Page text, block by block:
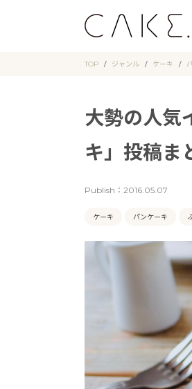
TOP ジャンル ケーキ
大勢の人気
キ」投稿ま
Publish： 2016.05.07
ケーキ パンケーキ